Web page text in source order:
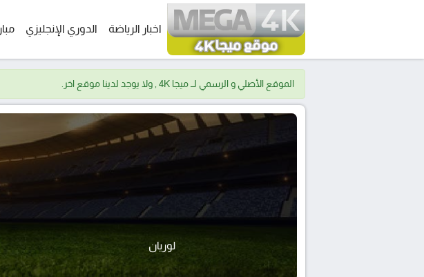
اخبار الرياضة الدوري الإنجليزي
الموقع الأصلي و الرسمي لــ ميجا 4K , ولا يوجد لدينا موقع اخر.
لوريان